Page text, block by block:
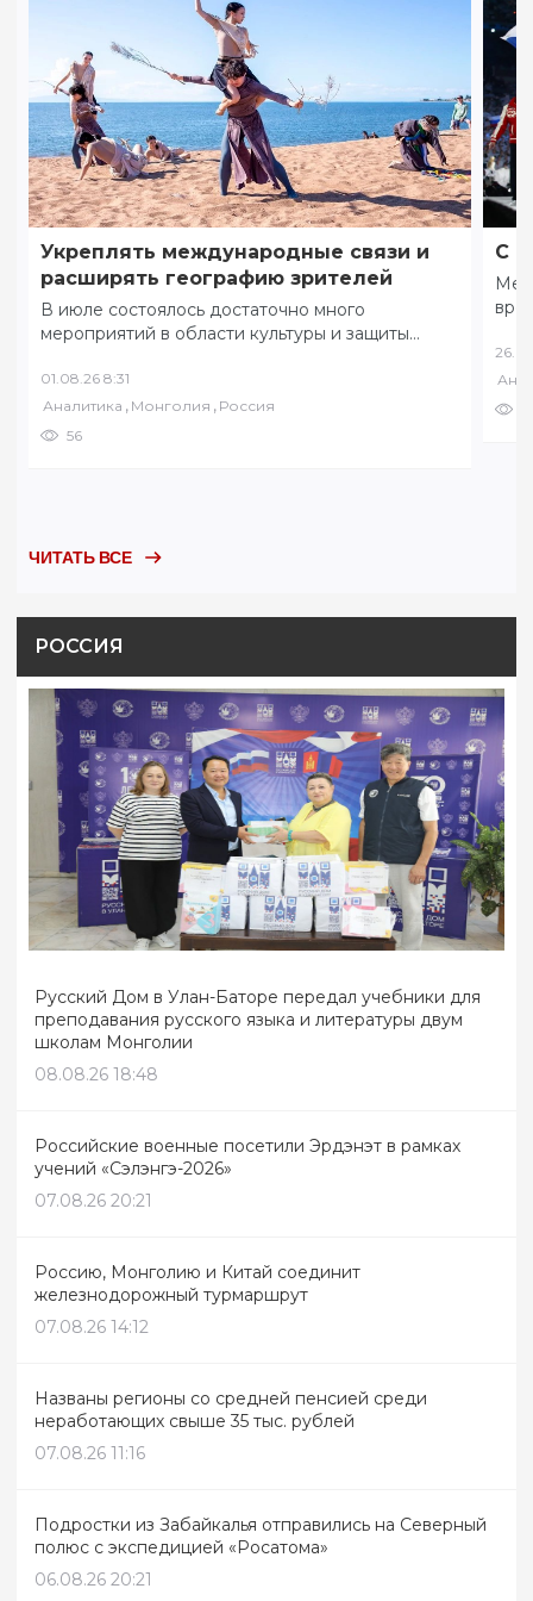
Укреплять международные связи и
расширять географию зрителей
В июле состоялось достаточно много
мероприятий в области культуры и защиты
уголках Забайкалья…
01.08.26 8:31
Аналитика , Монголия , Россия
56
С
ЧИТАТЬ ВСЕ
РОССИЯ
Русский Дом в Улан-Баторе передал учебники для
преподавания русского языка и литературы двум
школам Монголии
08.08.26 18:48
Российские военные посетили Эрдэнэт в рамках
учений «Сэлэнгэ-2026»
07.08.26 20:21
Россию, Монголию и Китай соединит
железнодорожный турмаршрут
07.08.26 14:12
Названы регионы со средней пенсией среди
неработающих свыше 35 тыс. рублей
07.08.26 11:16
Подростки из Забайкалья отправились на Северный
полюс с экспедицией «Росатома»
06.08.26 20:21